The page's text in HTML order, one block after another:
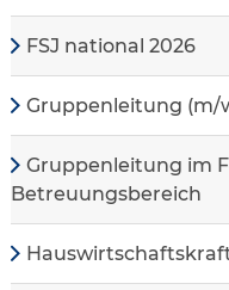
FSJ national 2026
Gruppenleitung (m/
Gruppenleitung im
Betreuungsbereich